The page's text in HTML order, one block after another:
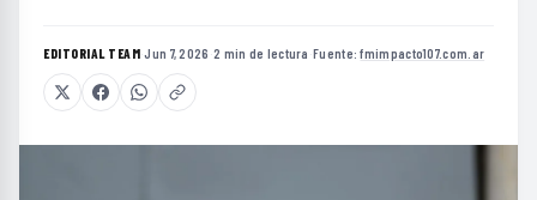
EDITORIAL TEAM·Jun 7, 2026 ·2 min de lectura ·Fuente:fmimpacto107.com.ar